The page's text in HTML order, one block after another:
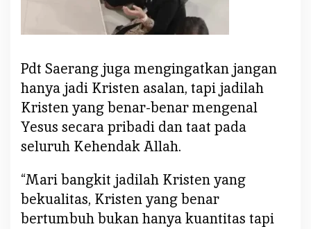
Pdt Saerang juga mengingatkan jangan
hanya jadi Kristen asalan, tapi jadilah
Kristen yang benar-benar mengenal
Yesus secara pribadi dan taat pada
seluruh Kehendak Allah.
“Mari bangkit jadilah Kristen yang
bekualitas, Kristen yang benar
bertumbuh bukan hanya kuantitas tapi